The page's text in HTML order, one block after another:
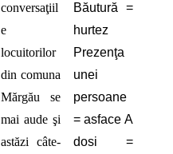
conversaţiil
e
locuitorilor
din comuna
Mărgău se
mai aude şi
astăzi câte-
Băutură =
hurtez
Prezenţa
unei
persoane
= asface A
dosi =